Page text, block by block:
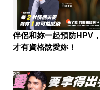
伴侶和妳一起預防HPV，
才有資格說愛妳！
PR